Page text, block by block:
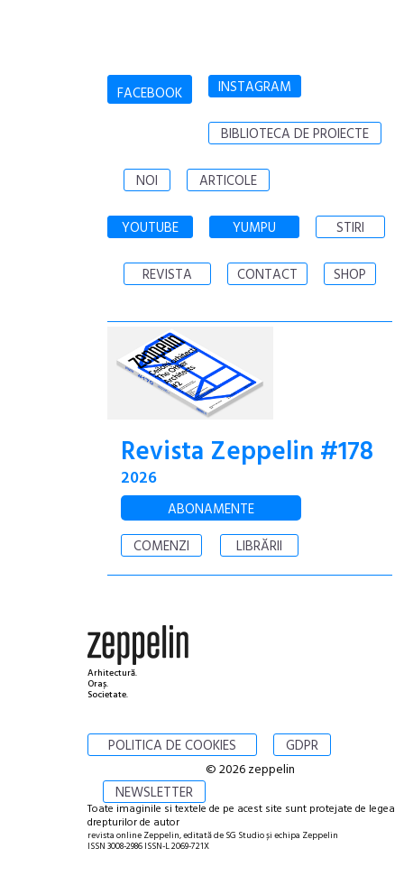
FACEBOOK INSTAGRAM
BIBLIOTECA DE PROIECTE
NOI ARTICOLE
YOUTUBE YUMPU STIRI
REVISTA CONTACT SHOP
Revista Zeppelin #178
2026
ABONAMENTE
COMENZI
LIBRĂRII
Arhitectură.
Oraș.
Societate.
POLITICA DE COOKIES GDPR
NEWSLETTER
© 2026 zeppelin
Toate imaginile si textele de pe acest site sunt protejate de legea
drepturilor de autor
revista online Zeppelin, editată de SG Studio și echipa Zeppelin
ISSN 3008-2986 ISSN-L 2069-721X